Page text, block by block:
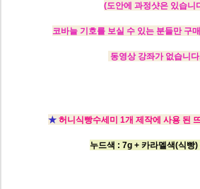
(도안에 과정샷은 있습니
코바늘 기호를 보실 수 있는 분들만 구
동영상 강좌가 없습니
★ 허니식빵수세미 1개 제작에 사용 된
누드색 : 7g + 카라멜색(식빵